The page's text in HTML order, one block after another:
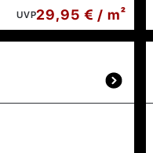
UVP29,95 € / m²